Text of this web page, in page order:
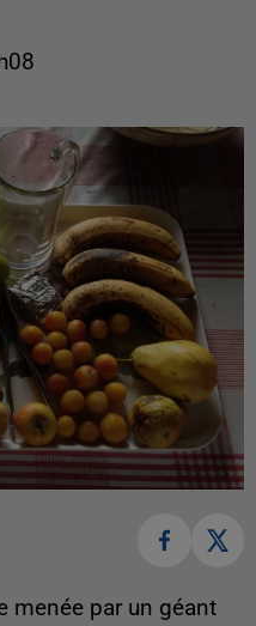
menée par un géant